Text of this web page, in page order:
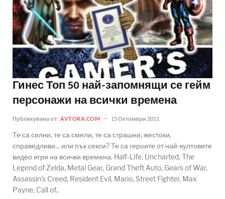
Гинес Топ 50 най-запомнящи се гейм
персонажи на всички времена
Публикувана от: AVTORA.COM 15 Октомври 2011
Те са силни, те са смели, те са страшни, жестоки,
справедливи... или пък секси? Те са героите от най-култовите
видео игри на всички времена. Half-Life, Uncharted, The
Legend of Zelda, Metal Gear, Grand Theft Auto, Gears of War,
Assassin's Creed, Resident Evil, Mario, Street Fighter, Max
Payne, Call of..